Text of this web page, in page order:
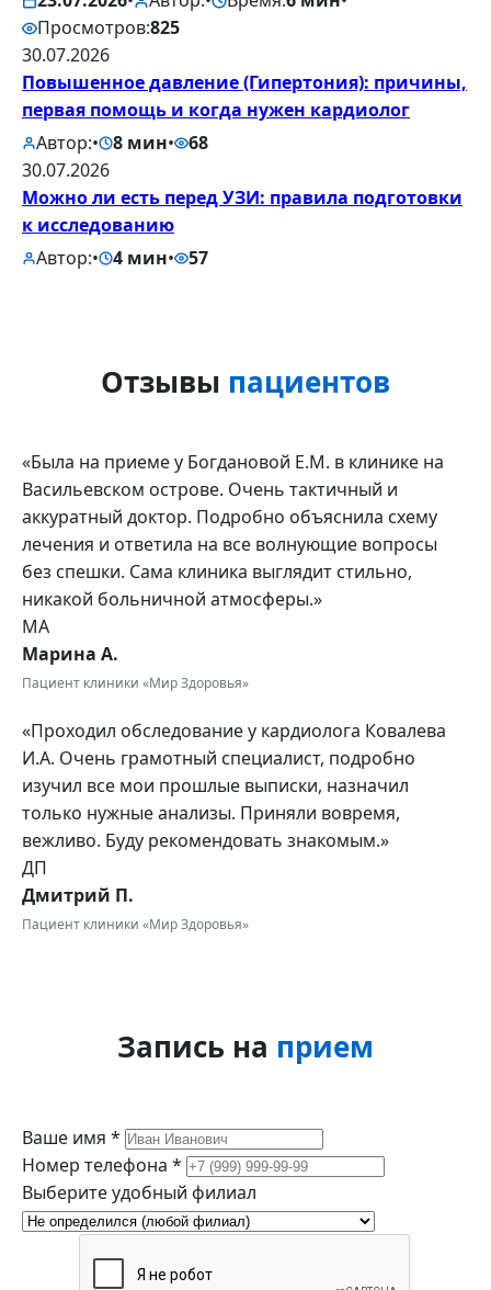
Просмотров:825
30.07.2026
Повышенное давление (Гипертония): причины,
первая помощь и когда нужен кардиолог
Автор:• 8 мин•
68
30.07.2026
Можно ли есть перед УЗИ: правила подготовки
к исследованию
Автор:• 4 мин• 57
Отзывы пациентов
«Была на приеме у Богдановой Е.М. в клинике на
Васильевском острове. Очень тактичный и
аккуратный доктор. Подробно объяснила схему
лечения и ответила на все волнующие вопросы
без спешки. Сама клиника выглядит стильно,
никакой больничной атмосферы.»
МА
Марина А.
Пациент клиники «Мир Здоровья»
«Проходил обследование у кардиолога Ковалева
И.А. Очень грамотный специалист, подробно
изучил все мои прошлые выписки, назначил
только нужные анализы. Приняли вовремя,
вежливо. Буду рекомендовать знакомым.»
ДП
Дмитрий П.
Пациент клиники «Мир Здоровья»
Запись на прием
Ваше имя *
Номер телефона *
Выберите удобный филиал